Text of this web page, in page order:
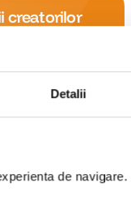
Detalii
de
creatorilor